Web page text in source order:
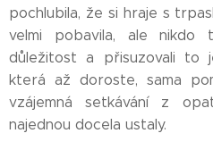
pochlubila, že si hraje s
velmi pobavila, ale nikdo
důležitost a přisuzovali to
která až doroste, sama
vzájemná setkávání z
najednou docela ustaly.